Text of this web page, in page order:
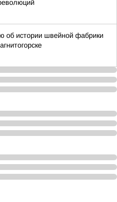
об истории швейной фабрики